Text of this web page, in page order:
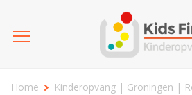
Home
Kinderopvang | Groningen |